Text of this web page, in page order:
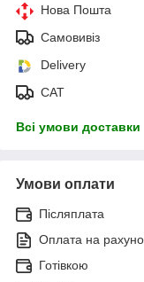
Нова Пошта
Самовивіз
Delivery
САТ
Всі умови доставки
Умови оплати
Післяплата
Оплата на
Готівкою